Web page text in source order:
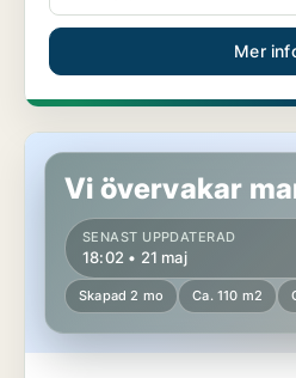
Mer
Butikslokal på Kungsholmen
Vi övervakar
SENAST UPPDATERAD
18:02 • 21 maj
Skapad 2 mo Ca. 110 m2